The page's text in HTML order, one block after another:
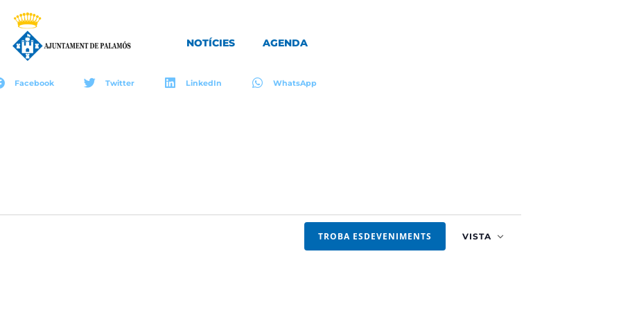
NOTÍCIES AGENDA
Facebook Twitter LinkedIn WhatsApp
TROBA ESDEVENIMENTS VISTA